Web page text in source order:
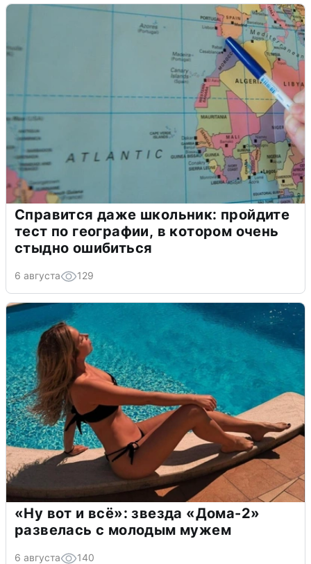
Справится даже школьник: пройдите
тест по географии, в котором очень
стыдно ошибиться
6 августа 129
«Ну вот и всё»: звезда «Дома-2»
развелась с молодым мужем
6 августа 140